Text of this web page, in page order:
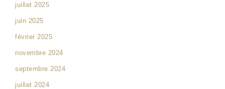
juillet 2025
juin 2025
février 2025
novembre 2024
septembre 2024
juillet 2024